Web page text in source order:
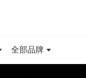
全部品牌